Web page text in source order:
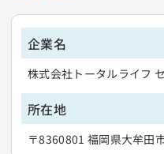
企業名
株式会社トータルライフ
所在地
〒8360801 福岡県大牟田